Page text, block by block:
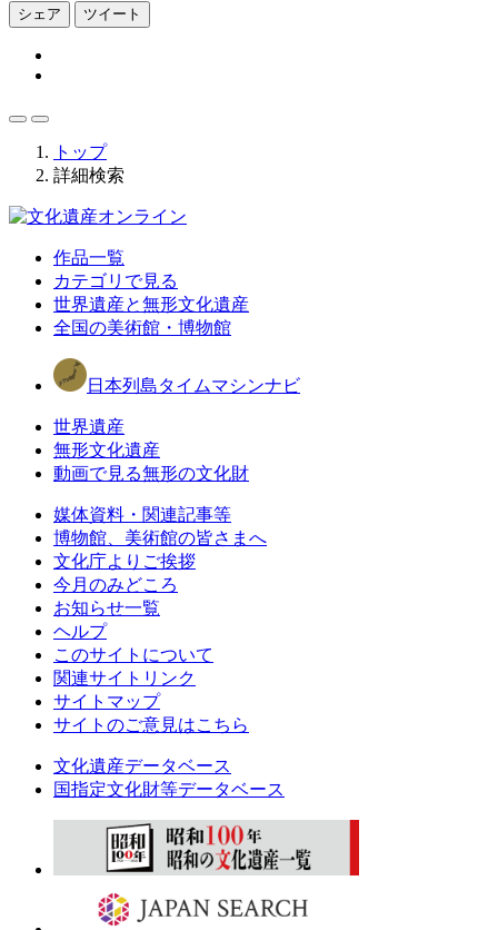
シェア ツイート
トップ
詳細検索
作品一覧
カテゴリで見る
世界遺産と無形文化遺産
全国の美術館・博物館
日本列島タイムマシンナビ
世界遺産
無形文化遺産
動画で見る無形の文化財
媒体資料・関連記事等
博物館、美術館の皆さまへ
文化庁よりご挨拶
今月のみどころ
お知らせ一覧
ヘルプ
このサイトについて
関連サイトリンク
サイトマップ
サイトのご意見はこちら
文化遺産データベース
国指定文化財等データベース